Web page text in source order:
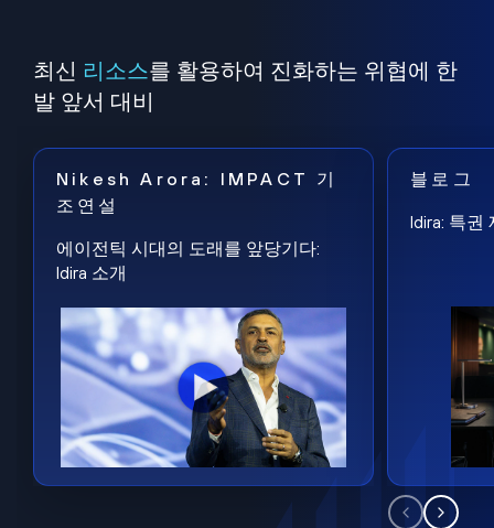
최신 리소스를 활용하여 진화하는 위협에 한
발 앞서 대비
Nikesh Arora: IMPACT 기
조연설
에이전틱 시대의 도래를 앞당기다:
Idira 소개
블로그
Idira: 특권